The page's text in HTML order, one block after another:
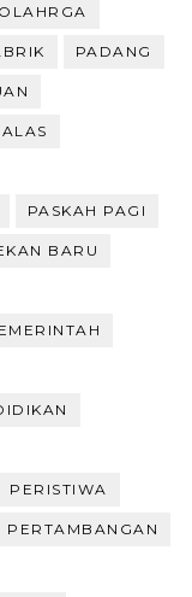
OLAHRGA
PADANG
PASKAH PAGI
BARU
PERISTIWA
PERTAMBANGAN